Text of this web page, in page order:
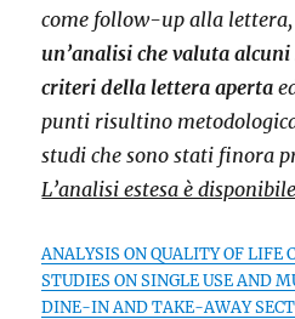
come follow-up alla
un’analisi che valuta
criteri della lettera aperta
punti risultino
studi che sono stati finora
L’analisi estesa è
ANALYSIS ON QUALITY OF LIFE
STUDIES ON SINGLE USE AND
DINE-IN AND TAKE-AWAY